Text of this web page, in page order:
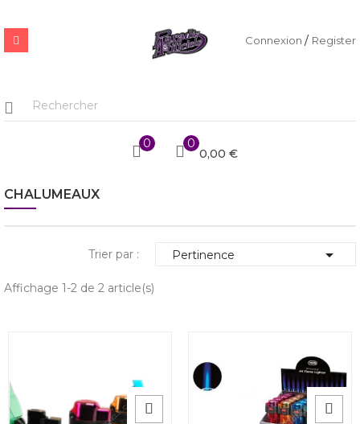
Connexion / Register
0 0
0,00 €
CHALUMEAUX
Trier par : Pertinence 
Affichage 1-2 de 2 article(s)